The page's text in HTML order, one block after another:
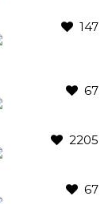
147
67
2205
67